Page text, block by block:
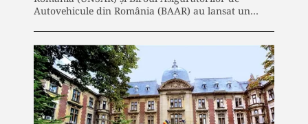
Autovehicule din România (BAAR) au lansat un…